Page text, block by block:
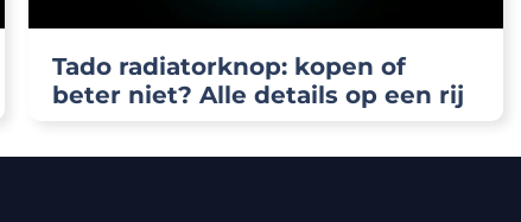
Tado radiatorknop: kopen of
beter niet? Alle details op een rij